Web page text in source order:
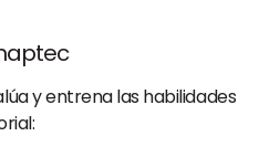
y entrena las habilidades